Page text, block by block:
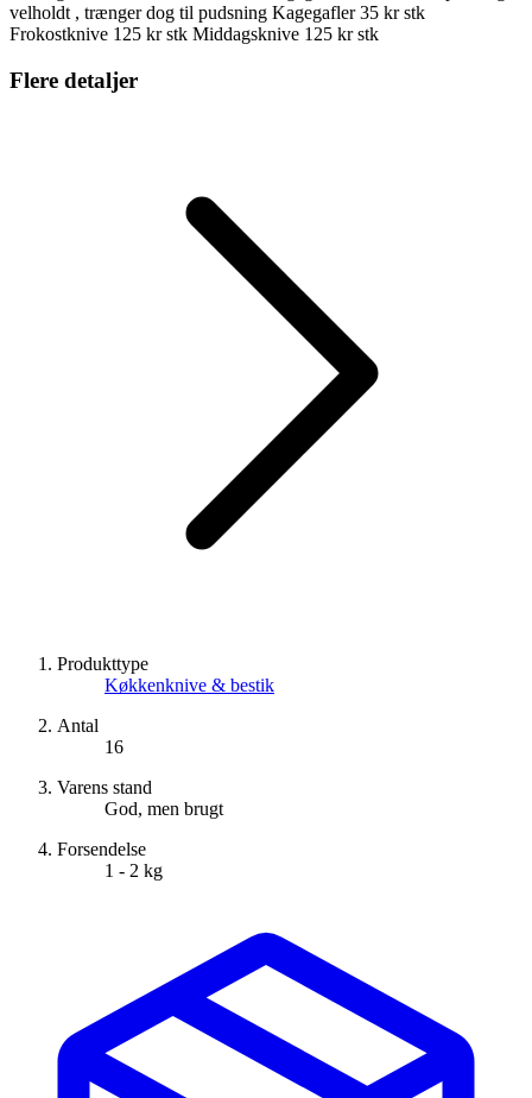
velholdt , trænger dog til pudsning Kagegafler 35 kr stk
Frokostknive 125 kr stk Middagsknive 125 kr stk
Flere detaljer
Produkttype
Køkkenknive & bestik
Antal
16
Varens stand
God, men brugt
Forsendelse
1 - 2 kg